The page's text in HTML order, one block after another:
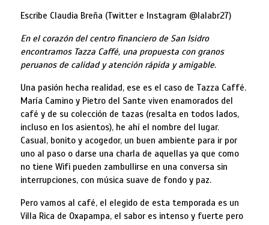
Escribe Claudia Breña (Twitter e Instagram @lalabr27)
En el corazón del centro financiero de San Isidro
encontramos Tazza Caffé, una propuesta con granos
peruanos de calidad y atención rápida y amigable.
Una pasión hecha realidad, ese es el caso de Tazza Caffé.
María Camino y Pietro del Sante viven enamorados del
café y de su colección de tazas (resalta en todos lados,
incluso en los asientos), he ahí el nombre del lugar.
Casual, bonito y acogedor, un buen ambiente para ir por
uno al paso o darse una charla de aquellas ya que como
no tiene Wifi pueden zambullirse en una conversa sin
interrupciones, con música suave de fondo y paz.
Pero vamos al café, el elegido de esta temporada es un
Villa Rica de Oxapampa, el sabor es intenso y fuerte pero